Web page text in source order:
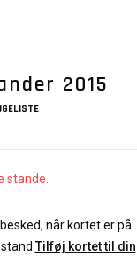
2015
stande.
når kortet er på
Tilføj kortet til din